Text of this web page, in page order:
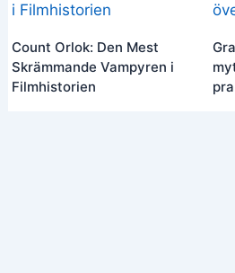
Count Orlok: Den Mest
Skrämmande Vampyren i
Filmhistorien